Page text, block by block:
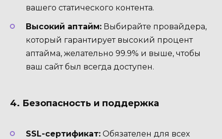
вашего статического контента.
Высокий аптайм: Выбирайте провайдера,
который гарантирует высокий процент
аптайма, желательно 99.9% и выше, чтобы
ваш сайт был всегда доступен.
4. Безопасность и поддержка
SSL-сертификат: Обязателен для всех